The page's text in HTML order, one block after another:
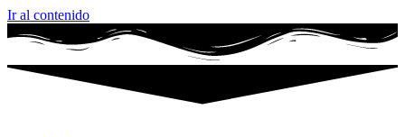
Ir al contenido